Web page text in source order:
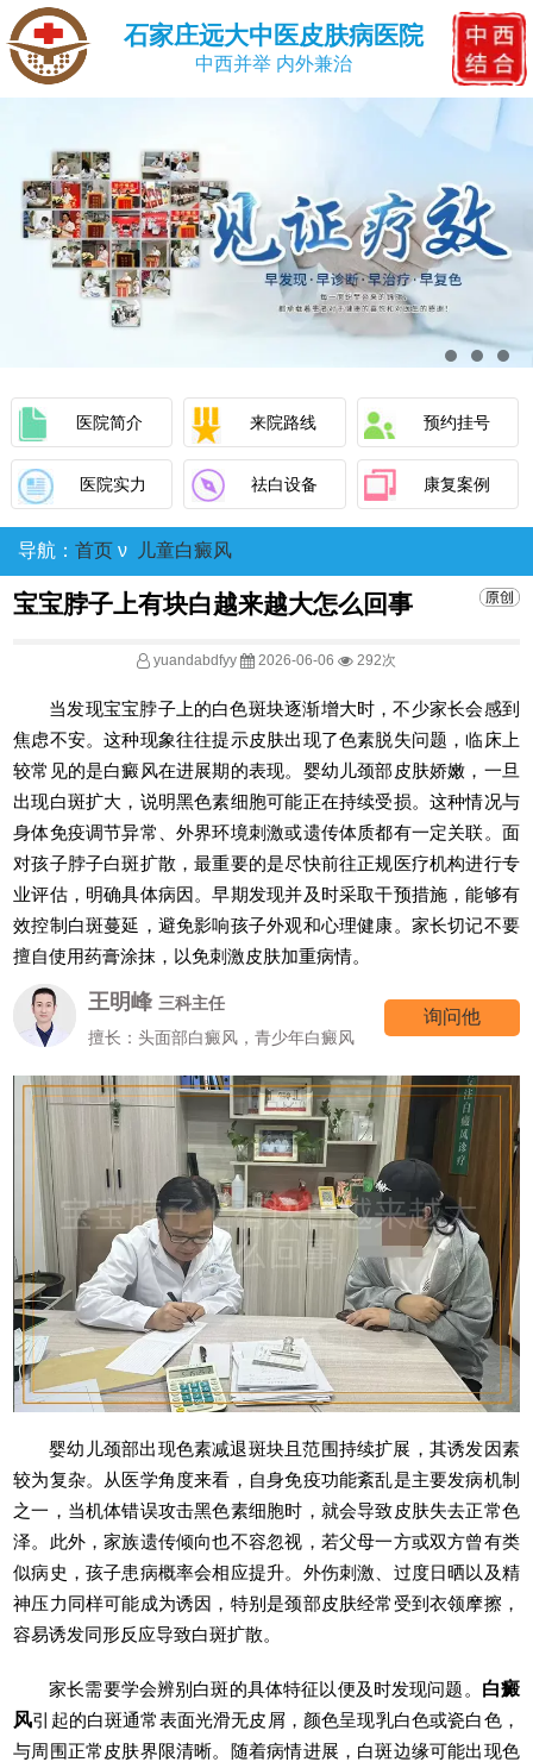
石家庄远大中医皮肤病医院
中西并举 内外兼治
医院简介 来院路线 预约挂号
医院实力 祛白设备 康复案例
导航： 首页 ν 儿童白癜风
宝宝脖子上有块白越来越大怎么回事
yuandabdfyy 2026-06-06 292次
当发现宝宝脖子上的白色斑块逐渐增大时，不少家长会感到
焦虑不安。这种现象往往提示皮肤出现了色素脱失问题，临床上
较常见的是白癜风在进展期的表现。婴幼儿颈部皮肤娇嫩，一旦
出现白斑扩大，说明黑色素细胞可能正在持续受损。这种情况与
身体免疫调节异常、外界环境刺激或遗传体质都有一定关联。面
对孩子脖子白斑扩散，最重要的是尽快前往正规医疗机构进行专
业评估，明确具体病因。早期发现并及时采取干预措施，能够有
效控制白斑蔓延，避免影响孩子外观和心理健康。家长切记不要
擅自使用药膏涂抹，以免刺激皮肤加重病情。
王明峰 三科主任
擅长：头面部白癜风，青少年白癜风
询问他
婴幼儿颈部出现色素减退斑块且范围持续扩展，其诱发因素
较为复杂。从医学角度来看，自身免疫功能紊乱是主要发病机制
之一，当机体错误攻击黑色素细胞时，就会导致皮肤失去正常色
泽。此外，家族遗传倾向也不容忽视，若父母一方或双方曾有类
似病史，孩子患病概率会相应提升。外伤刺激、过度日晒以及精
神压力同样可能成为诱因，特别是颈部皮肤经常受到衣领摩擦，
容易诱发同形反应导致白斑扩散。
家长需要学会辨别白斑的具体特征以便及时发现问题。 白癜
风引起的白斑通常表面光滑无皮屑，颜色呈现乳白色或瓷白色，
与周围正常皮肤界限清晰。随着病情进展，白斑边缘可能出现色